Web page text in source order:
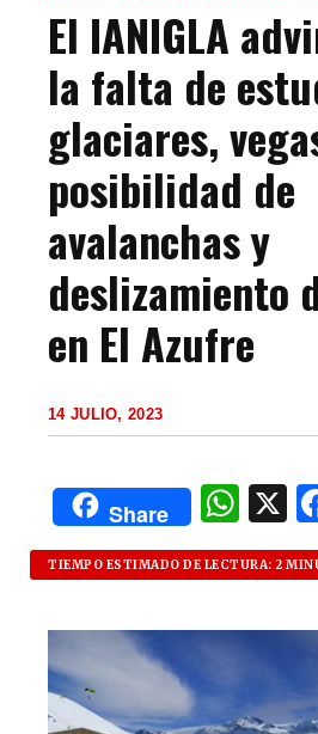
El IANIGLA
la falta de
glaciares,
posibilidad de
avalanchas y
deslizamiento
en El Azufre
14 JULIO, 2023
Share
W
h
at
s
A
p
X
TIEMPO ESTIMADO DE LECTURA: 2